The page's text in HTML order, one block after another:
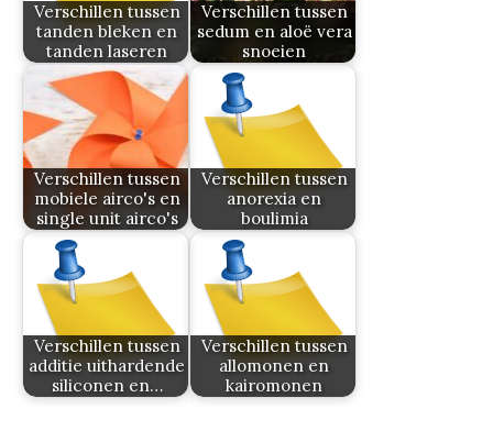
Verschillen tussen
tanden bleken en
tanden laseren
Verschillen tussen
sedum en aloë vera
snoeien
Verschillen tussen
mobiele airco's en
single unit airco's
Verschillen tussen
anorexia en
boulimia
Verschillen tussen
additie uithardende
siliconen en…
Verschillen tussen
allomonen en
kairomonen